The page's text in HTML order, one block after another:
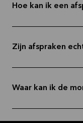
Hoe kan ik een
Zijn afspraken
Waar kan ik de